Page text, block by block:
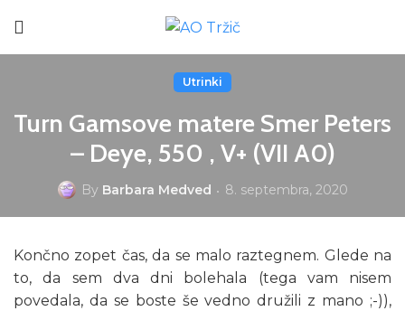
Utrinki
Turn Gamsove matere Smer Peters
– Deye, 550 , V+ (VII A0)
By Barbara Medved 8. septembra, 2020
Končno zopet čas, da se malo raztegnem. Glede na
to, da sem dva dni bolehala (tega vam nisem
povedala, da se boste še vedno družili z mano ;-)),